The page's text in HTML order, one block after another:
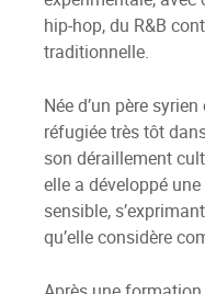
hip-hop, du R&B
traditionnelle.
Née d’un père
réfugiée très tôt
son déraillement
elle a développé
sensible,
qu’elle considère